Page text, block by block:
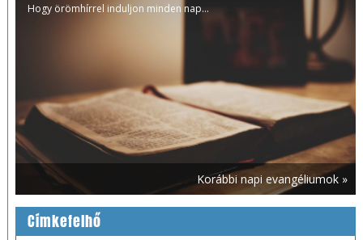
Hogy örömhírrel induljon minden nap...
Korábbi napi evangéliumok »
Címkefelhő